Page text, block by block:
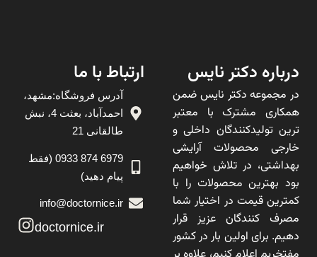
درباره دکتر نایس
در مجموعه دکتر نایس ضمن
همکاری مشترک با معتبر
ترین تولیدکنندگان داخلی و
خارجی محصولات آرایشی
بهداشتی، در تلاش خواهیم
بود بهترین محصولات را با
کمترین قیمت در اختیار شما
مصرف کنندگان عزیز قرار
دهیم. برای اولین بار در کشور
ارتباط با ما
آدرس فروشگاه:مشهد،
احمدآباد، بعثت 4، نبش
طالقانی 21
6979 874 0933 (فقط
پیام دهید)
info@doctornice.ir
doctornice.ir